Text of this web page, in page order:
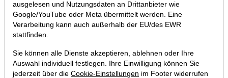
04.09.2015 um 17:02 Uhr | TraderFox GmbH
ausgelesen und Nutzungsdaten an Drittanbieter wie
Google/YouTube oder Meta übermittelt werden. Eine
Verarbeitung kann auch außerhalb der EU/des EWR
stattfinden.
Sie können alle Dienste akzeptieren, ablehnen oder Ihre
Auswahl individuell festlegen. Ihre Einwilligung können Sie
jederzeit über die Cookie-Einstellungen im Footer widerrufen